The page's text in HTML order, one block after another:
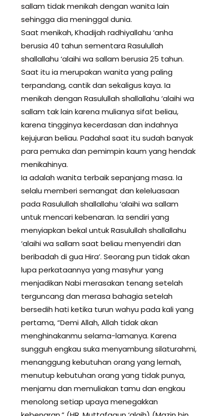
sallam tidak menikah dengan wanita lain
sehingga dia meninggal dunia.
Saat menikah, Khadijah radhiyallahu ‘anha
berusia 40 tahun sementara Rasulullah
shallallahu ‘alaihi wa sallam berusia 25 tahun.
Saat itu ia merupakan wanita yang paling
terpandang, cantik dan sekaligus kaya. Ia
menikah dengan Rasulullah shallallahu ‘alaihi wa
sallam tak lain karena mulianya sifat beliau,
karena tingginya kecerdasan dan indahnya
kejujuran beliau. Padahal saat itu sudah banyak
para pemuka dan pemimpin kaum yang hendak
menikahinya.
Ia adalah wanita terbaik sepanjang masa. Ia
selalu memberi semangat dan keleluasaan
pada Rasulullah shallallahu ‘alaihi wa sallam
untuk mencari kebenaran. Ia sendiri yang
menyiapkan bekal untuk Rasulullah shallallahu
‘alaihi wa sallam saat beliau menyendiri dan
beribadah di gua Hira’. Seorang pun tidak akan
lupa perkataannya yang masyhur yang
menjadikan Nabi merasakan tenang setelah
terguncang dan merasa bahagia setelah
bersedih hati ketika turun wahyu pada kali yang
pertama, “Demi Allah, Allah tidak akan
menghinakanmu selama-lamanya. Karena
sungguh engkau suka menyambung silaturahmi,
menanggung kebutuhan orang yang lemah,
menutup kebutuhan orang yang tidak punya,
menjamu dan memuliakan tamu dan engkau
menolong setiap upaya menegakkan